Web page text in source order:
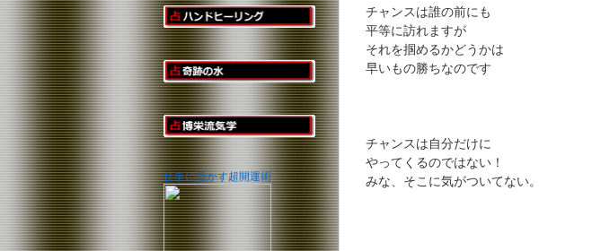
チャンスは誰の前にも
平等に訪れますが
それを掴めるかどうかは
早いもの勝ちなのです
チャンスは自分だけに
やってくるのではない！
みな、そこに気がついてない。
仕事に活かす超開運術